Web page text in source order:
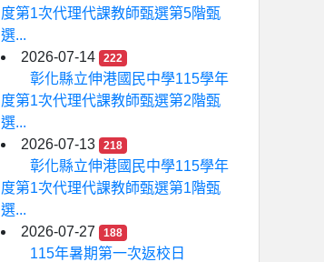
度第1次代理代課教師甄選第5階甄
選...
2026-07-14
222
彰化縣立伸港國民中學115學年
度第1次代理代課教師甄選第2階甄
選...
2026-07-13
218
彰化縣立伸港國民中學115學年
度第1次代理代課教師甄選第1階甄
選...
2026-07-27
188
115年暑期第一次返校日